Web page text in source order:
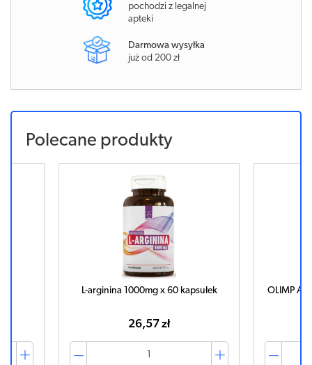
pochodzi z legalnej
apteki
Darmowa wysyłka
już od 200 zł
Polecane produkty
L-arginina 1000mg x 60 kapsułek
26,57 zł
OLIMP